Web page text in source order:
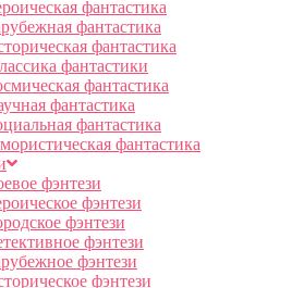
фантастика
фантастика
фантастика
фантастики
фантастика
фантастика
фантастика
фантастика
фэнтези
фэнтези
фэнтези
фэнтези
фэнтези
фэнтези